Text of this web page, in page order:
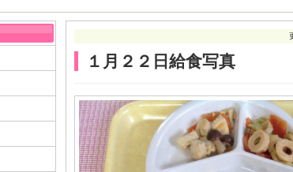
１月２２日給食写真